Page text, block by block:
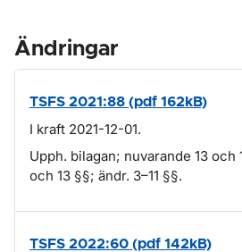
Ändringar
TSFS 2021:88 (pdf 162kB)
I kraft 2021-12-01.
Upph. bilagan; nuvarande 13 och
och 13 §§; ändr. 3–11 §§.
TSFS 2022:60 (pdf 142kB)